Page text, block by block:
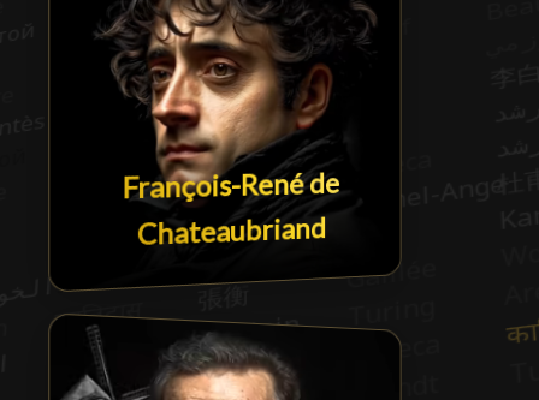
François-René de
Chateaubriand